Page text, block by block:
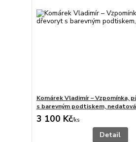
Komárek Vladimír – Vzpomínka,
s barevným podtiskem,
3 100 Kč/ks
Detail